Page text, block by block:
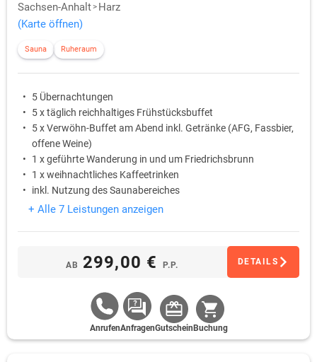
Sachsen-Anhalt
Harz
(Karte öffnen)
Sauna Ruheraum
5 Übernachtungen
5 x täglich reichhaltiges Frühstücksbuffet
5 x Verwöhn-Buffet am Abend inkl. Getränke (AFG, Fassbier,
offene Weine)
1 x geführte Wanderung in und um Friedrichsbrunn
1 x weihnachtliches Kaffeetrinken
inkl. Nutzung des Saunabereiches
+ Alle 7 Leistungen anzeigen
AB 299,00 € P.P. DETAILS
AnrufenAnfragenGutschein Buchung